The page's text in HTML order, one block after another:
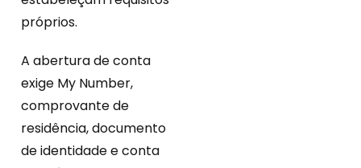
próprios.
A abertura de conta
exige My Number,
comprovante de
residência, documento
de identidade e conta